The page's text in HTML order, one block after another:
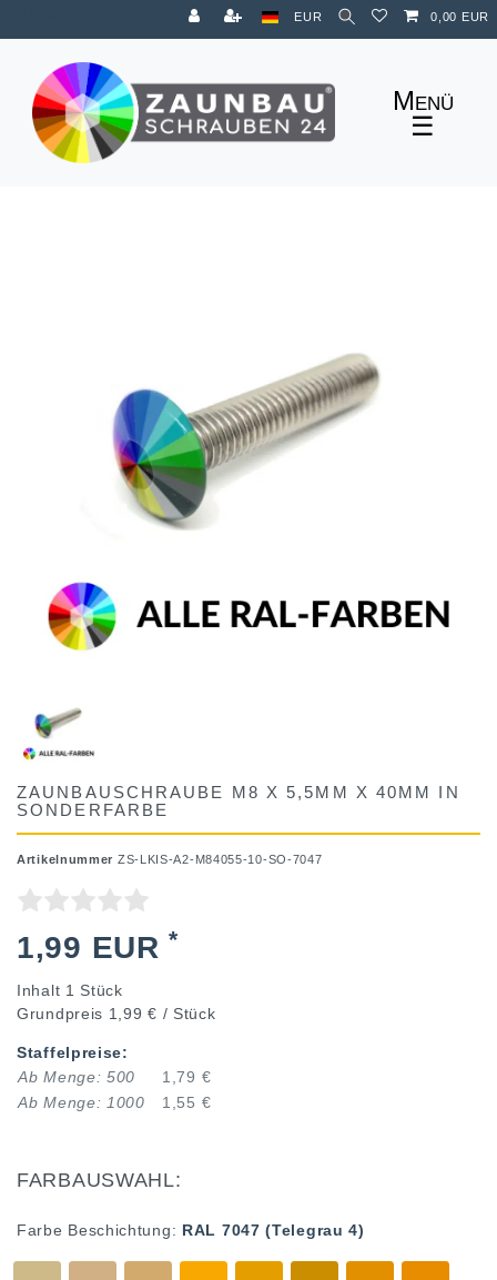
EUR 0,00 EUR
☰
ZAUNBAUSCHRAUBE M8 X 5,5MM X 40MM IN
SONDERFARBE
Artikelnummer ZS-LKIS-A2-M84055-10-SO-7047
1,99 EUR*
Inhalt 1 Stück
Grundpreis 1,99 € / Stück
Staffelpreise:
Ab Menge: 500
1,79 €
Ab Menge: 1000
1,55 €
FARBAUSWAHL:
Farbe Beschichtung: RAL 7047 (Telegrau 4)